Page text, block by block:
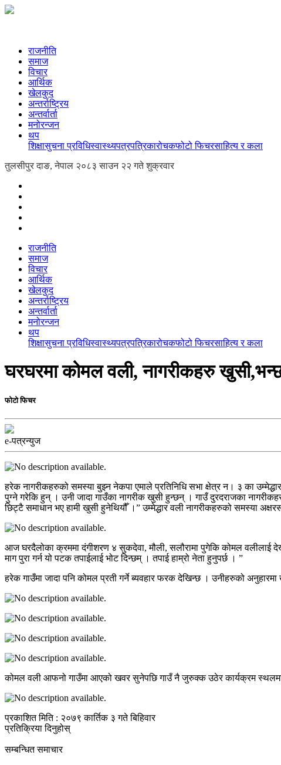
राजनीति
समाज
विचार
आर्थिक
खेलकुद
अन्तर्राष्ट्रिय
अन्तर्वार्ता
मनोरन्जन
थप
शिक्षासुचना प्रविधिस्वास्थ्यपत्रपत्रिकारोचकफोटो फिचरसाहित्य र कला
तुलसीपुर दाङ, नेपाल २०८३ साउन २२ गते शुक्रवार
राजनीति
समाज
विचार
आर्थिक
खेलकुद
अन्तर्राष्ट्रिय
अन्तर्वार्ता
मनोरन्जन
थप
शिक्षासुचना प्रविधिस्वास्थ्यपत्रपत्रिकारोचकफोटो फिचरसाहित्य र कला
घरघरमा कोमल वली, नागरीकहरु
फोटो फिचर
e-पत्रन्युज
हरेक नागरीकहरुको समस्या बुझ्न नेकपा एमाले प्रतिनिधि सभा क्षेत्र न। ३ का
पुग्ने गरेकि हुन् । उनी जादा गाउँका नागरीक खुसी हुन्छन् । गाउँ दुरदराजका
छिट्टै समाधान भए हामी खुसी हुनेथियौँ ।” उम्मेद्धार वली नागरीकहरुको समस्या
आज घरदैलोका क्रममा दंगीशरण ४ सुकदेवा, मौली, सलौरामा पुगेकि कोमल वलीलाई
माग पुरा गर्न यो पटक तपाईलाई भोट दिन्छम् । तपाई हाम्रो नेता हुनुपर्छ । ”
हरेक गाउँमा जादा पनि कोमल प्रती गर्ने ब्यवहार फरक देखिन्छ । उनीहरुको
कोमल वली आफनो गाउँमा आएको खवर सुनेपछि गाउँ नै जुरुक्क उठेर कार्यक्रम
प्रकाशित मिति : २०७९ कार्तिक ३ गते बिहिवार
प्रतिक्रिया दिनुहोस्
सम्बन्धित समाचार